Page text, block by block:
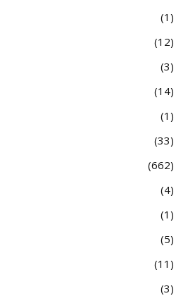
1
12
3
14
1
33
662
4
1
5
11
3